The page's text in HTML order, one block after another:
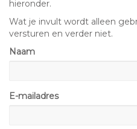
hieronder.
Wat je invult wordt alleen
versturen en verder niet.
Naam
E-mailadres